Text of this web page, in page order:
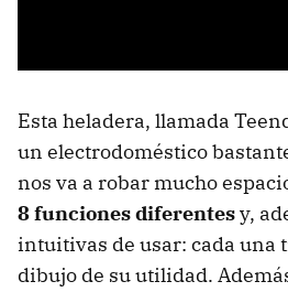
Esta heladera, llamada
un electrodoméstico
nos va a robar mucho
8 funciones diferentesy,
intuitivas de usar: cada una
dibujo de su utilidad.